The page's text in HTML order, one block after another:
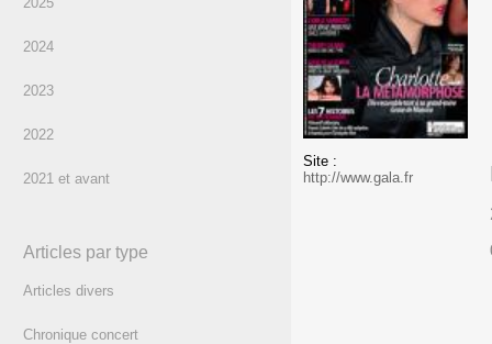
2024
2023
2022
2021 et avant
Articles par type
Articles divers
Chronique concert
Site :
http://www.gala.fr